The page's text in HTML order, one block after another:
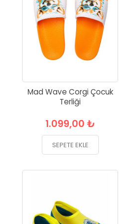
Mad Wave Corgi Çocuk
Terliği
1.099,00 ₺
SEPETE EKLE